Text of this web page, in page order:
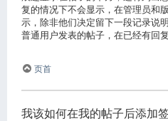
复的情况下不会显示，在管理员和
示，除非他们决定留下一段记录说
普通用户发表的帖子，在已经有回
页首
我该如何在我的帖子后添加